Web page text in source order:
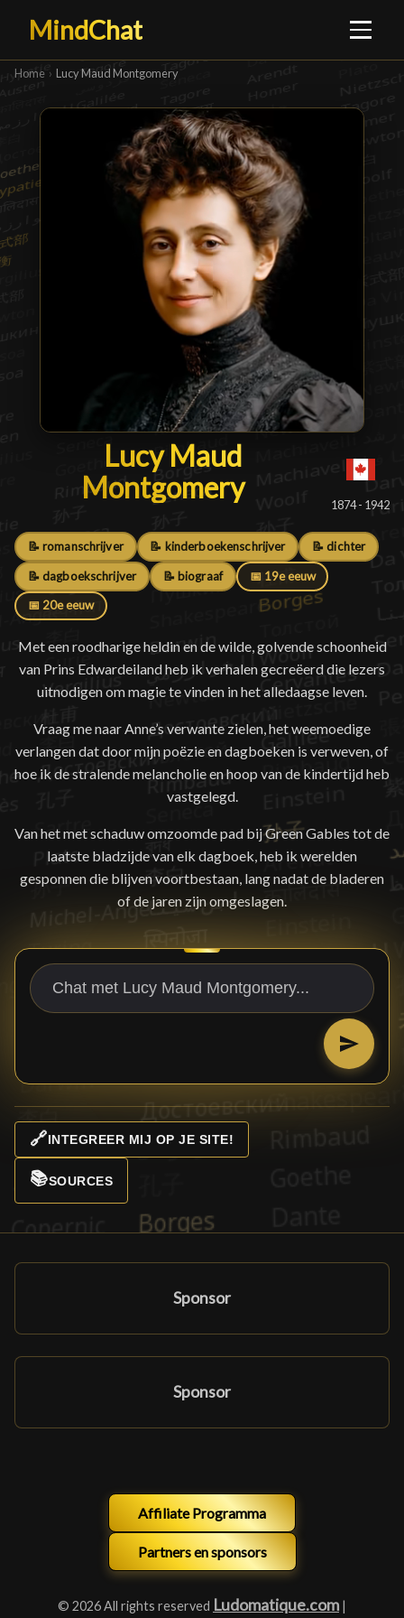
MindChat
Home › Lucy Maud Montgomery
Lucy Maud
Lucy Maud
Montgomery█ 1874 - 1942
📝 romanschrijver 📝 kinderboekenschrijver 📝 dichter
📝 dagboekschrijver 📝 biograaf 📅 19e eeuw
📅 20e eeuw
Met een roodharige heldin en de wilde, golvende schoonheid
van Prins Edwardeiland heb ik verhalen gecreëerd die lezers
uitnodigen om magie te vinden in het alledaagse leven.
Vraag me naar Anne’s verwante zielen, het weemoedige
verlangen dat door mijn poëzie en dagboeken is verweven, of
hoe ik de stralende melancholie en hoop van de kindertijd heb
vastgelegd.
Van het met schaduw omzoomde pad bij Green Gables tot de
laatste bladzijde van elk dagboek, heb ik werelden
gesponnen die blijven voortbestaan, lang nadat de bladeren
of de jaren zijn omgeslagen.
🔗INTEGREER MIJ OP JE SITE!
📚SOURCES
Sponsor
Sponsor
Affiliate Programma
Partners en sponsors
© 2026 All rights reserved Ludomatique.com |